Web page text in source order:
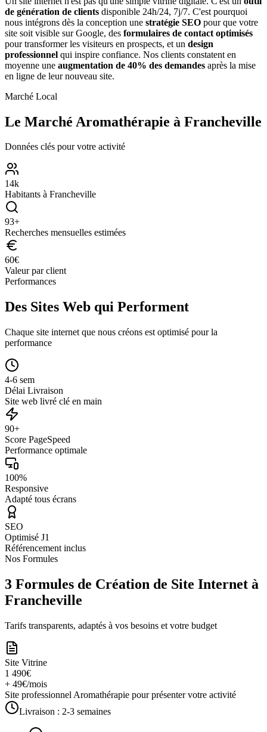
de génération de clients disponible 24h/24, 7j/7. C'est pourquoi
nous intégrons dès la conception une stratégie SEO pour que votre
site soit visible sur Google, des formulaires de contact optimisés
pour transformer les visiteurs en prospects, et un design
professionnel qui inspire confiance. Nos clients constatent en
moyenne une augmentation de 40% des demandes après la mise
en ligne de leur nouveau site.
Marché Local
Le Marché Aromathérapie à Francheville
Données clés pour votre activité
14k
Habitants à Francheville
93+
Recherches mensuelles estimées
60€
Valeur par client
Performances
Des Sites Web qui Performent
Chaque site internet que nous créons est optimisé pour la
performance
4-6 sem
Délai Livraison
Site web livré clé en main
90+
Score PageSpeed
Performance optimale
100%
Responsive
Adapté tous écrans
SEO
Optimisé J1
Référencement inclus
Nos Formules
3 Formules de Création de Site Internet à
Francheville
Tarifs transparents, adaptés à vos besoins et votre budget
Site Vitrine
1 490€
+ 49€/mois
Site professionnel Aromathérapie pour présenter votre activité
Livraison : 2-3 semaines